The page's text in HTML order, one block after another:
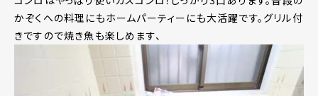
かぞくへの料理にもホームパーティーにも大活躍です。グリル付
きですので焼き魚も楽しめます、